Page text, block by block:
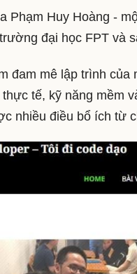
Phạm Huy Hoàng -
đại học FPT và
đam mê lập trình của
thực tế, kỹ năng mềm
nhiều điều bổ ích từ